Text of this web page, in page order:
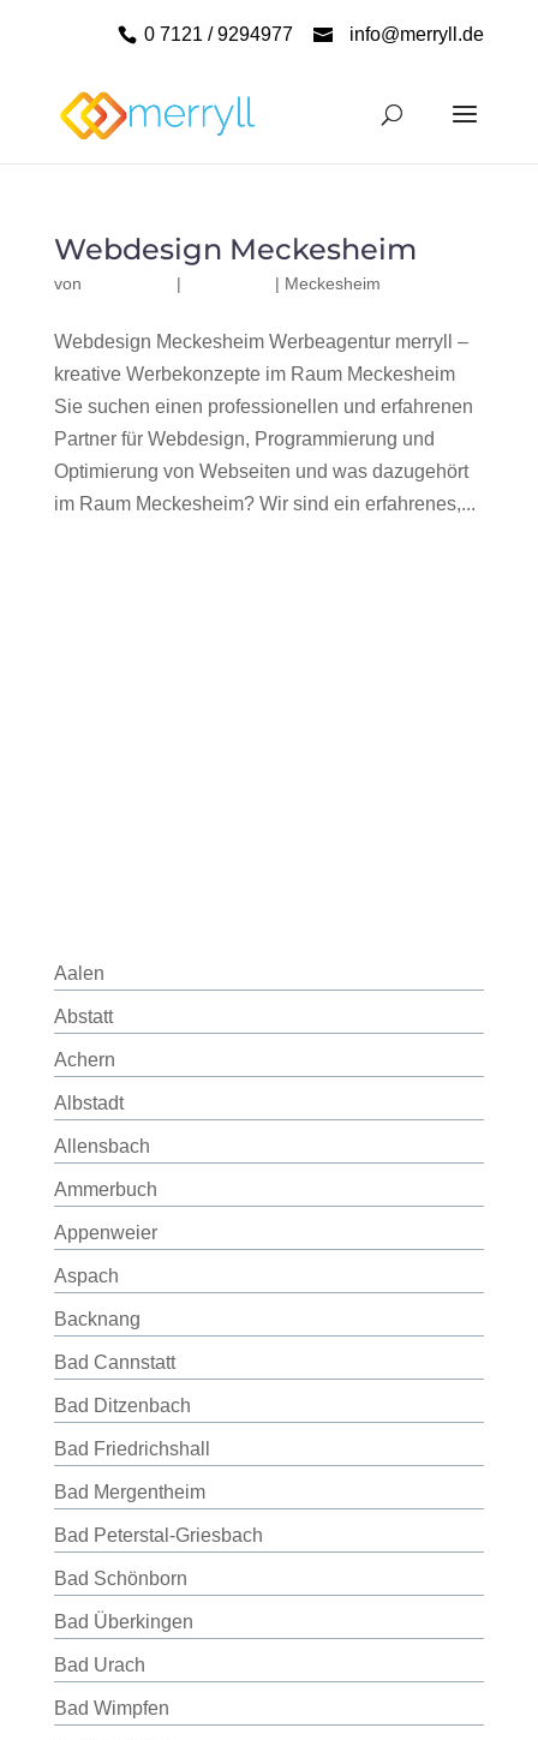
0 7121 / 9294977 info@merryll.de
Webdesign Meckesheim
von | | Meckesheim
Webdesign Meckesheim Werbeagentur merryll –
kreative Werbekonzepte im Raum Meckesheim
Sie suchen einen professionellen und erfahrenen
Partner für Webdesign, Programmierung und
Optimierung von Webseiten und was dazugehört
im Raum Meckesheim? Wir sind ein erfahrenes,...
Aalen
Abstatt
Achern
Albstadt
Allensbach
Ammerbuch
Appenweier
Aspach
Backnang
Bad Cannstatt
Bad Ditzenbach
Bad Friedrichshall
Bad Mergentheim
Bad Peterstal-Griesbach
Bad Schönborn
Bad Überkingen
Bad Urach
Bad Wimpfen